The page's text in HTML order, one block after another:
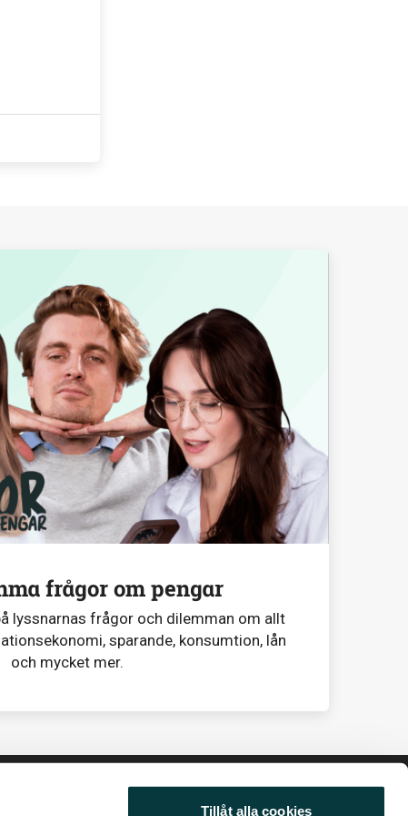
Tillåt alla cookies
frågor om pengar
lyssnarnas frågor och dilemman om allt
sparande, konsumtion, lån
och mycket mer.